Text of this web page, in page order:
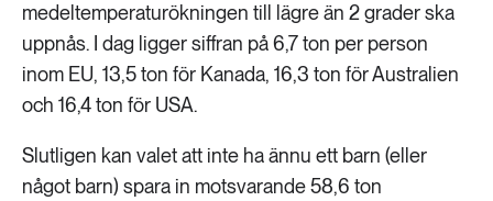
medeltemperaturökningen till lägre än 2 grader ska
uppnås. I dag ligger siffran på 6,7 ton per person
inom EU, 13,5 ton för Kanada, 16,3 ton för Australien
och 16,4 ton för USA.
Slutligen kan valet att inte ha ännu ett barn (eller
något barn) spara in motsvarande 58,6 ton